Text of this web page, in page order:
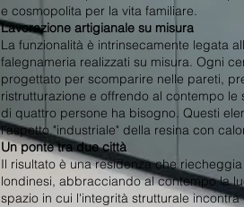
e cosmopolita per la vita familiare.
Lavorazione artigianale su misura
La funzionalità è intrinsecamente legata
falegnameria realizzati su misura. Ogni
progettato per scomparire nelle pareti,
ristrutturazione e offrendo al contempo
di quattro persone ha bisogno. Questi
l'aspetto "industriale" della resina con
Un ponte tra due città
Il risultato è una residenza che
londinesi, abbracciando al contempo la
spazio in cui l'integrità strutturale